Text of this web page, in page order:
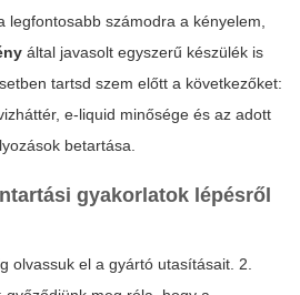
legfontosabb számodra a kényelem,
által javasolt egyszerű készülék is
tartsd szem előtt a következőket:
e-liquid minősége és az adott
betartása.
gyakorlatok lépésről
olvassuk el a gyártó utasításait. 2.